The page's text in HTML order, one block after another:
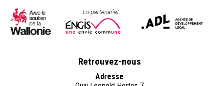
Retrouvez-nous
Adresse